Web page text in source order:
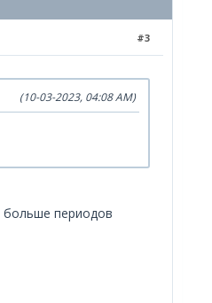
#3
(10-03-2023, 04:08 AM)
больше периодов